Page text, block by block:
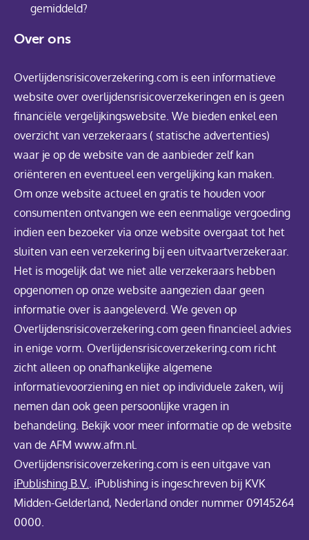
gemiddeld?
Over ons
Overlijdensrisicoverzekering.com is een informatieve
website over overlijdensrisicoverzekeringen en is geen
financiële vergelijkingswebsite. We bieden enkel een
overzicht van verzekeraars ( statische advertenties)
waar je op de website van de aanbieder zelf kan
oriënteren en eventueel een vergelijking kan maken.
Om onze website actueel en gratis te houden voor
consumenten ontvangen we een eenmalige vergoeding
indien een bezoeker via onze website overgaat tot het
sluiten van een verzekering bij een uitvaartverzekeraar.
Het is mogelijk dat we niet alle verzekeraars hebben
opgenomen op onze website aangezien daar geen
informatie over is aangeleverd. We geven op
Overlijdensrisicoverzekering.com geen financieel advies
in enige vorm. Overlijdensrisicoverzekering.com richt
zicht alleen op onafhankelijke algemene
informatievoorziening en niet op individuele zaken, wij
nemen dan ook geen persoonlijke vragen in
behandeling. Bekijk voor meer informatie op de website
van de AFM www.afm.nl.
Overlijdensrisicoverzekering.com is een uitgave van
iPublishing B.V. . iPublishing is ingeschreven bij KVK
Midden-Gelderland, Nederland onder nummer 09145264
0000.